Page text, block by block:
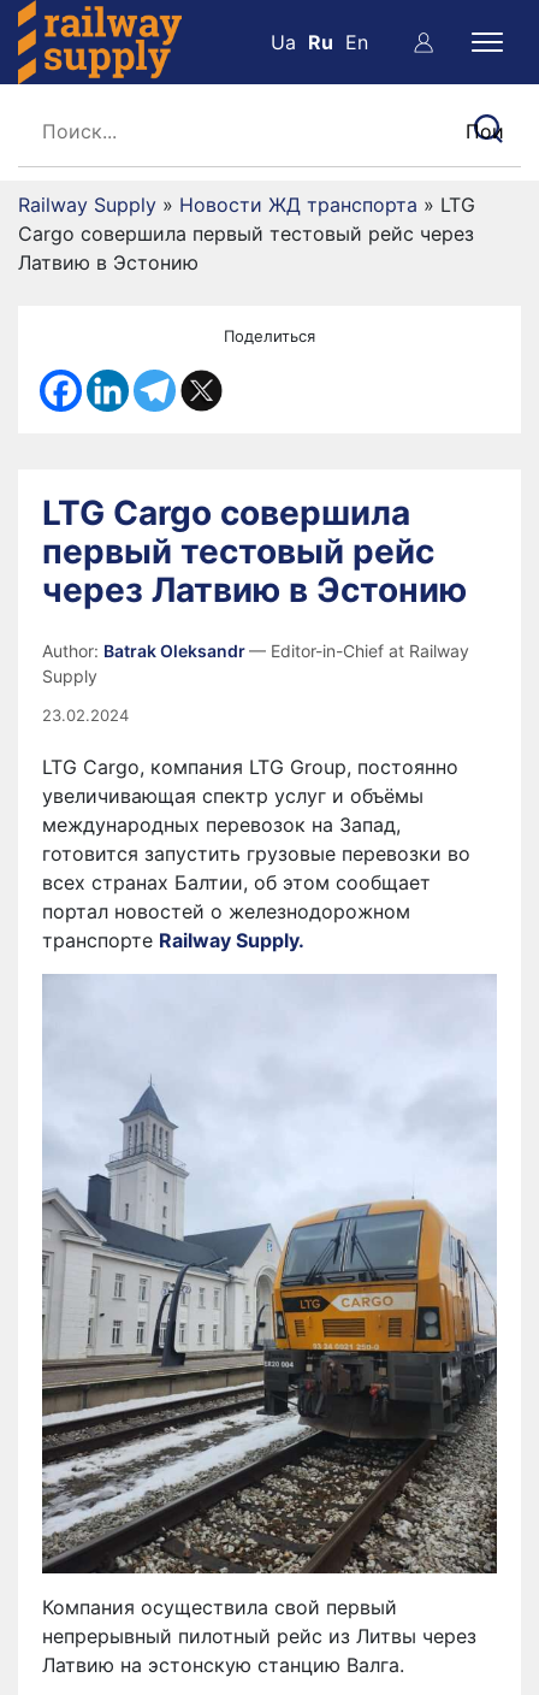
Ua Ru En
Railway Supply » Новости ЖД транспорта » LTG
Cargo совершила первый тестовый рейс через
Латвию в Эстонию
Поделиться
LTG Cargo совершила
первый тестовый рейс
через Латвию в Эстонию
Author: Batrak Oleksandr— Editor-in-Chief at Railway
Supply
23.02.2024
LTG Cargo, компания LTG Group, постоянно
увеличивающая спектр услуг и объёмы
международных перевозок на Запад,
готовится запустить грузовые перевозки во
всех странах Балтии, об этом сообщает
портал новостей о железнодорожном
транспорте Railway Supply.
Компания осуществила свой первый
непрерывный пилотный рейс из Литвы через
Латвию на эстонскую станцию ​​Валга.